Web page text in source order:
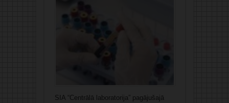
SIA “Centrālā laboratorija” pagājušajā